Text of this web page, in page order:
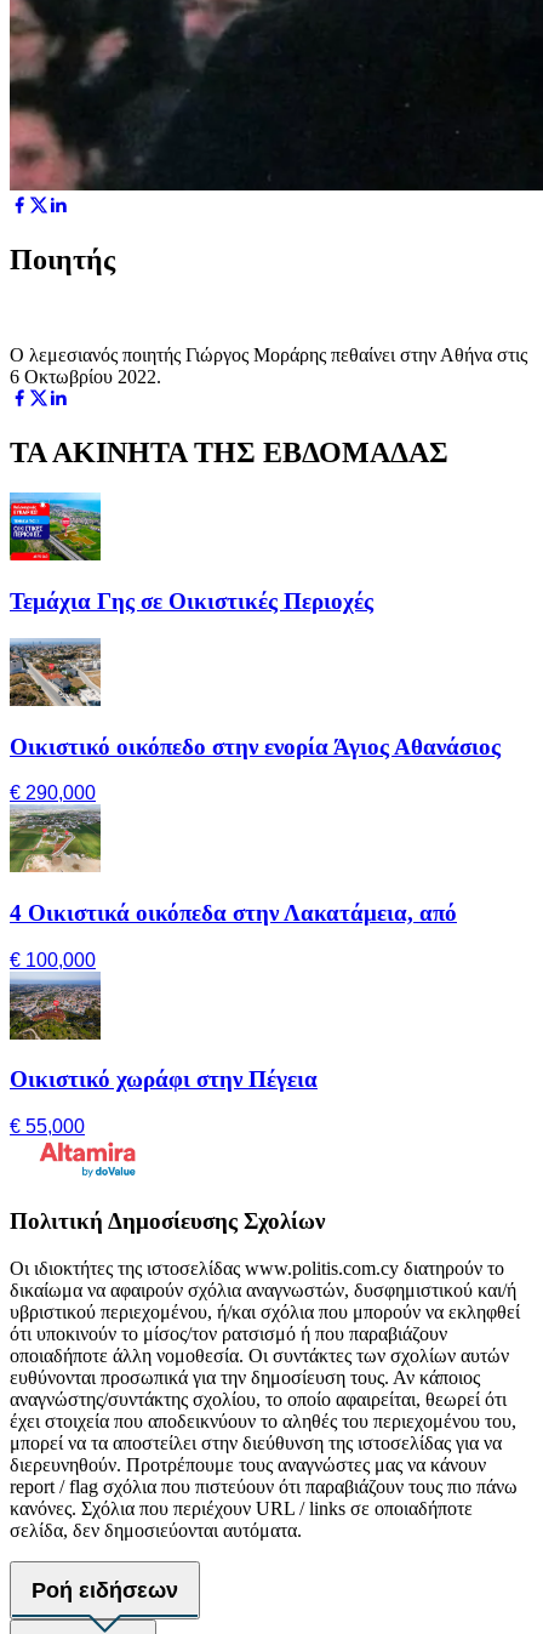
Ποιητής
Ο λεμεσιανός ποιητής Γιώργος Μοράρης πεθαίνει στην Αθήνα στις
6 Οκτωβρίου 2022.
ΤΑ ΑΚΙΝΗΤΑ ΤΗΣ ΕΒΔΟΜΑΔΑΣ
Τεμάχια Γης σε Οικιστικές Περιοχές
Οικιστικό οικόπεδο στην ενορία Άγιος Αθανάσιος
€ 290,000
4 Οικιστικά οικόπεδα στην Λακατάμεια, από
€ 100,000
Οικιστικό χωράφι στην Πέγεια
€ 55,000
Πολιτική Δημοσίευσης Σχολίων
Οι ιδιοκτήτες της ιστοσελίδας www.politis.com.cy διατηρούν το
δικαίωμα να αφαιρούν σχόλια αναγνωστών, δυσφημιστικού και/ή
υβριστικού περιεχομένου, ή/και σχόλια που μπορούν να εκληφθεί
ότι υποκινούν το μίσος/τον ρατσισμό ή που παραβιάζουν
οποιαδήποτε άλλη νομοθεσία. Οι συντάκτες των σχολίων αυτών
ευθύνονται προσωπικά για την δημοσίευση τους. Αν κάποιος
αναγνώστης/συντάκτης σχολίου, το οποίο αφαιρείται, θεωρεί ότι
έχει στοιχεία που αποδεικνύουν το αληθές του περιεχομένου του,
μπορεί να τα αποστείλει στην διεύθυνση της ιστοσελίδας για να
διερευνηθούν. Προτρέπουμε τους αναγνώστες μας να κάνουν
report / flag σχόλια που πιστεύουν ότι παραβιάζουν τους πιο πάνω
κανόνες. Σχόλια που περιέχουν URL / links σε οποιαδήποτε
σελίδα, δεν δημοσιεύονται αυτόματα.
Ροή ειδήσεων